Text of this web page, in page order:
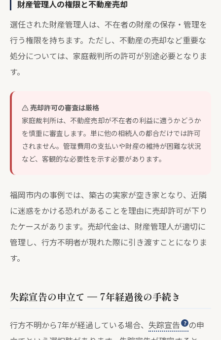
財産管理人の権限と不動産売却
選任された財産管理人は、不在者の財産の保存・管理を
行う権限を持ちます。ただし、不動産の売却など重要な
処分については、家庭裁判所の許可が別途必要となりま
す。
売却許可の審査は厳格
家庭裁判所は、不動産売却が不在者の利益に適うかどうか
を慎重に審査します。単に他の相続人の都合だけでは許可
されません。管理費用の支払いや財産の維持が困難な状況
など、客観的な必要性を示す必要があります。
福岡市内の事例では、築古の実家が空き家となり、近隣
に迷惑をかける恐れがあることを理由に売却許可が下り
たケースがあります。売却代金は、財産管理人が適切に
管理し、行方不明者が現れた際に引き渡すことになりま
す。
失踪宣告の申立て — 7年経過後の手続き
行方不明から7年が経過している場合、 失踪宣告
の申